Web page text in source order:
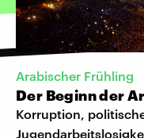
Arabischer Frühling
Der Beginn der
Korruption,